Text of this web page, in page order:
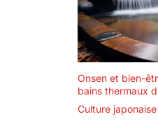
Onsen et bien-
bains thermaux
Culture japonaise